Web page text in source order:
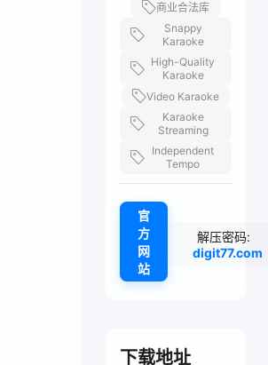
商业合法库
Snappy
Karaoke
High-Quality
Karaoke
Video Karaoke
Karaoke
Streaming
Independent
Tempo
官
方
网
站
解压密码:
digit77.com
下载地址